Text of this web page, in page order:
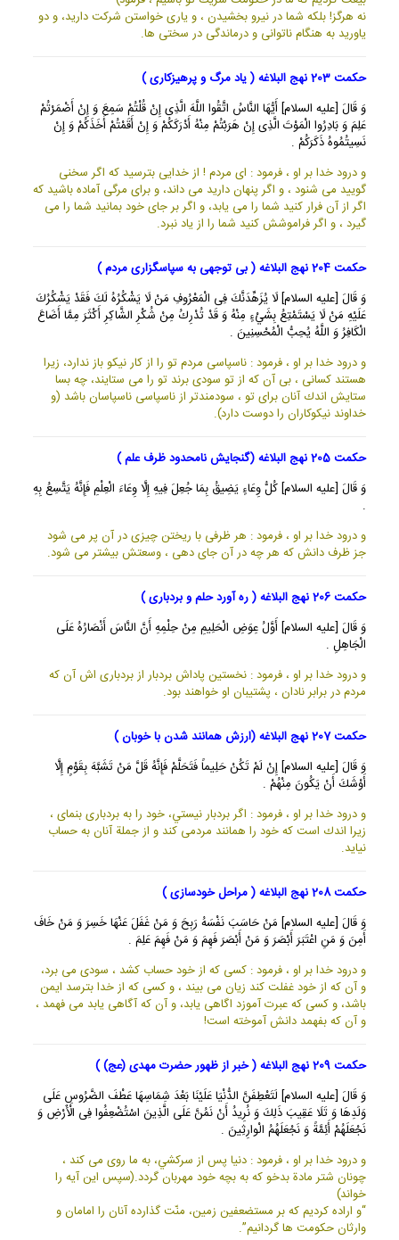
نه هرگز! بلكه شما در نيرو بخشيدن ، و يارى خواستن شركت داريد، و دو
ياوريد به هنگام ناتوانى و درماندگى در سختى ها.
حکمت 203 نهج البلاغه ( یاد مرگ و پرهیزکاری )
وَ قَالَ [عليه السلام] أَيُّهَا النَّاسُ اتَّقُوا اللَّهَ الَّذِى إِنْ قُلْتُمْ سَمِعَ وَ إِنْ أَضْمَرْتُمْ
عَلِمَ وَ بَادِرُوا الْمَوْتَ الَّذِى إِنْ هَرَبْتُمْ مِنْهُ أَدْرَكَكُمْ وَ إِنْ أَقَمْتُمْ أَخَذَكُمْ وَ إِنْ
نَسِيتُمُوهُ ذَكَرَكُمْ .
و درود خدا بر او ، فرمود : اى مردم ! از خدايى بترسيد كه اگر سخنى
گوييد مى شنود ، و اگر پنهان داريد مى داند، و براى مرگى آماده باشيد كه
اگر از آن فرار كنيد شما را مى يابد، و اگر بر جاى خود بمانيد شما را مى
گيرد ، و اگر فراموشش كنيد شما را از ياد نبرد.
حکمت 204 نهج البلاغه ( بی توجهی به سپاسگزاری مردم )
وَ قَالَ [عليه السلام] لَا يُزَهِّدَنَّكَ فِى الْمَعْرُوفِ مَنْ لَا يَشْكُرُهُ لَكَ فَقَدْ يَشْكُرُكَ
عَلَيْهِ مَنْ لَا يَسْتَمْتِعُ بِشَيْ‏ءٍ مِنْهُ وَ قَدْ تُدْرِكُ مِنْ شُكْرِ الشَّاكِرِ أَكْثَرَ مِمَّا أَضَاعَ
الْكَافِرُ وَ اللَّهُ يُحِبُّ الْمُحْسِنِينَ .
و درود خدا بر او ، فرمود : ناسپاسى مردم تو را از كار نيكو باز ندارد، زيرا
هستند كسانى ، بى آن كه از تو سودى برند تو را مى ستايند، چه بسا
ستايش اندك آنان براى تو ، سودمندتر از ناسپاسى ناسپاسان باشد (و
خداوند نيكوكاران را دوست دارد).
حکمت 205 نهج البلاغه (گنجایش نامحدود ظرف علم )
وَ قَالَ [عليه السلام] كُلُّ وِعَاءٍ يَضِيقُ بِمَا جُعِلَ فِيهِ إِلَّا وِعَاءَ الْعِلْمِ فَإِنَّهُ يَتَّسِعُ بِهِ
.
و درود خدا بر او ، فرمود : هر ظرفى با ريختن چيزى در آن پر مى شود
جز ظرف دانش كه هر چه در آن جاى دهى ، وسعتش بيشتر مى شود.
حکمت 206 نهج البلاغه ( ره آورد حلم و بردباری )
وَ قَالَ [عليه السلام] أَوَّلُ عِوَضِ الْحَلِيمِ مِنْ حِلْمِهِ أَنَّ النَّاسَ أَنْصَارُهُ عَلَى
الْجَاهِلِ .
و درود خدا بر او ، فرمود : نخستين پاداش بردبار از بردبارى اش آن كه
مردم در برابر نادان ، پشتيبان او خواهند بود.
حکمت 207 نهج البلاغه (ارزش همانند شدن با خوبان )
وَ قَالَ [عليه السلام] إِنْ لَمْ تَكُنْ حَلِيماً فَتَحَلَّمْ فَإِنَّهُ قَلَّ مَنْ تَشَبَّهَ بِقَوْمٍ إِلَّا
أَوْشَكَ أَنْ يَكُونَ مِنْهُمْ .
و درود خدا بر او ، فرمود : اگر بردبار نيستي، خود را به بردبارى بنماى ،
زيرا اندك است كه خود را همانند مردمى كند و از جملة آنان به حساب
نيايد.
حکمت 208 نهج البلاغه ( مراحل خودسازی )
وَ قَالَ [عليه السلام] مَنْ حَاسَبَ نَفْسَهُ رَبِحَ وَ مَنْ غَفَلَ عَنْهَا خَسِرَ وَ مَنْ خَافَ
أَمِنَ وَ مَنِ اعْتَبَرَ أَبْصَرَ وَ مَنْ أَبْصَرَ فَهِمَ وَ مَنْ فَهِمَ عَلِمَ .
و درود خدا بر او ، فرمود : كسى كه از خود حساب كشد ، سودى مى برد،
و آن كه از خود غفلت كند زيان مى بيند ، و كسى كه از خدا بترسد ايمن
باشد، و كسى كه عبرت آموزد اگاهى يابد، و آن كه آگاهى يابد مى فهمد ،
و آن كه بفهمد دانش آموخته است!
حکمت 209 نهج البلاغه ( خبر از ظهور حضرت مهدی (عج) )
وَ قَالَ [عليه السلام] لَتَعْطِفَنَّ الدُّنْيَا عَلَيْنَا بَعْدَ شِمَاسِهَا عَطْفَ الضَّرُوسِ عَلَى
وَلَدِهَا وَ تَلَا عَقِيبَ ذَلِكَ وَ نُرِيدُ أَنْ نَمُنَّ عَلَى الَّذِينَ اسْتُضْعِفُوا فِى الْأَرْضِ وَ
نَجْعَلَهُمْ أَئِمَّةً وَ نَجْعَلَهُمُ الْوارِثِينَ .
و درود خدا بر او ، فرمود : دنيا پس از سركشي، به ما روى مى كند ،
چونان شتر مادة بدخو كه به بچه خود مهربان گردد.(سپس اين آيه را
خواند)
“و اراده كرديم كه بر مستضعفين زمين، منّت گذارده آنان را امامان و
وارثان حكومت ها گردانيم”.